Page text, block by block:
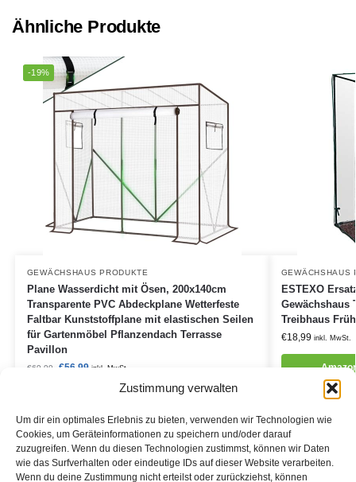
Zustimmung verwalten
Um dir ein optimales Erlebnis zu bieten, verwenden wir Technologien wie
Cookies, um Geräteinformationen zu speichern und/oder darauf
zuzugreifen. Wenn du diesen Technologien zustimmst, können wir Daten
wie das Surfverhalten oder eindeutige IDs auf dieser Website verarbeiten.
Wenn du deine Zustimmung nicht erteilst oder zurückziehst, können
Ähnliche Produkte
-19%
GEWÄCHSHAUS PRODUKTE
Plane Wasserdicht mit Ösen, 200x140cm
Transparente PVC Abdeckplane Wetterfeste
Faltbar Kunststoffplane mit elastischen Seilen
für Gartenmöbel Pflanzendach Terrasse
Pavillon
€69,99 €56,99 inkl. MwSt.
Amazon / Ebay Produkt ansehen*
GEWÄCHSHAUS
ESTEXO
Gewächshaus
Treibhaus
€18,99 inkl. MwSt.